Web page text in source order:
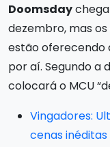
Doomsday
dezembro, mas
estão oferecendo
por aí. Segundo a
colocará o MCU
Vingadores:
cenas inéditas